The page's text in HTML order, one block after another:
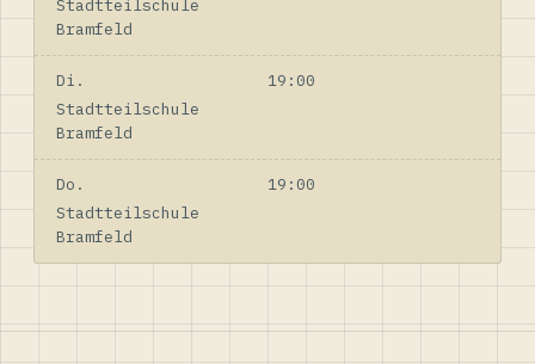
Stadtteilschule
Bramfeld
Di.
19:00
Stadtteilschule
Bramfeld
Do.
19:00
Stadtteilschule
Bramfeld